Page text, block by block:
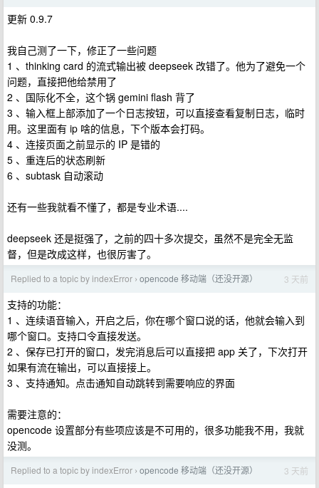
更新 0.9.7
我自己测了一下，修正了一些问题
1 、thinking card 的流式输出被 deepseek 改错了。他为了避免一个
问题，直接把他给禁用了
2 、国际化不全，这个锅 gemini flash 背了
3 、输入框上部添加了一个日志按钮，可以直接查看复制日志，临时
用。这里面有 ip 啥的信息，下个版本会打码。
4 、连接页面之前显示的 IP 是错的
5 、重连后的状态刷新
6 、subtask 自动滚动
还有一些我就看不懂了，都是专业术语....
deepseek 还是挺强了，之前的四十多次提交，虽然不是完全无监
督，但是改成这样，也很厉害了。
Replied to a topic by indexError › opencode 移动端（还没开源） 3 天前
支持的功能：
1 、连续语音输入，开启之后，你在哪个窗口说的话，他就会输入到
哪个窗口。支持口令直接发送。
2 、保存已打开的窗口，发完消息后可以直接把 app 关了，下次打开
如果有流在输出，可以直接接上。
3 、支持通知。点击通知自动跳转到需要响应的界面
需要注意的：
opencode 设置部分有些项应该是不可用的，很多功能我不用，我就
没测。
Replied to a topic by indexError › opencode 移动端（还没开源） 3 天前